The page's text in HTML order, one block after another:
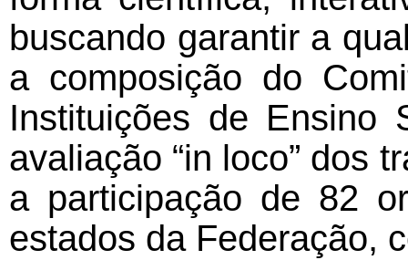
buscando garantir a
a composição do
Instituições de Ensino
avaliação “in loco” dos
a participação de 82
estados da Federação,